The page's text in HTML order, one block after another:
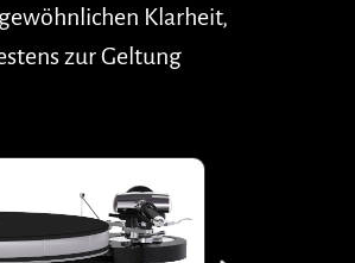
Klarheit,
zur Geltung